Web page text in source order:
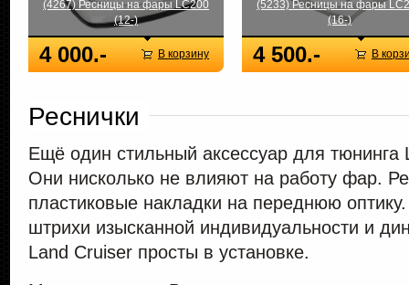
(4267) Ресницы на фары LC200
(12-)
4 000.- В корзину
(5233) Ресницы на фары
(16-)
4 500.- В
Реснички
Ещё один стильный аксессуар для тюнинга
Они нисколько не влияют на работу фар.
пластиковые накладки на переднюю
штрихи изысканной индивидуальности и
Land Cruiser просты в установке.